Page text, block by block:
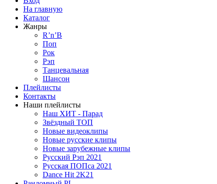
На главную
Каталог
Жанры
R’n’B
Поп
Рок
Рэп
Танцевальная
Шансон
Плейлисты
Контакты
Наши плейлисты
Наш ХИТ - Парад
Звёздный ТОП
Новые видеоклипы
Новые русские клипы
Новые зарубежные клипы
Русский Рэп 2021
Русская ПОПса 2021
Dance Hit 2K21